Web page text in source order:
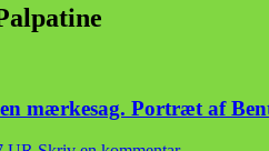
mærkesag. Portræt af